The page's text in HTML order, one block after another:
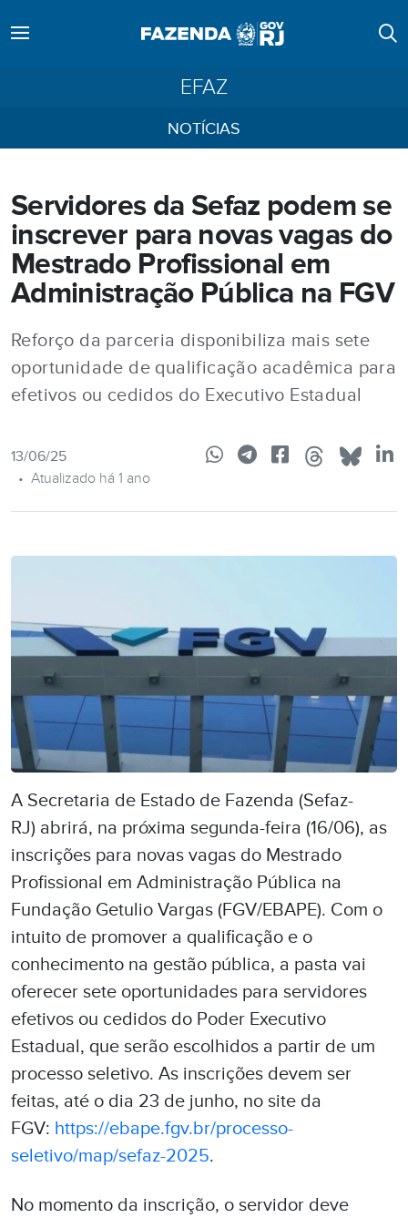
EFAZ
NOTÍCIAS
Servidores da Sefaz podem se
inscrever para novas vagas do
Mestrado Profissional em
Administração Pública na FGV
Reforço da parceria disponibiliza mais sete
oportunidade de qualificação acadêmica para
efetivos ou cedidos do Executivo Estadual
13/06/25
• Atualizado há 1 ano
A Secretaria de Estado de Fazenda (Sefaz-
RJ) abrirá, na próxima segunda-feira (16/06), as
inscrições para novas vagas do Mestrado
Profissional em Administração Pública na
Fundação Getulio Vargas (FGV/EBAPE). Com o
intuito de promover a qualificação e o
conhecimento na gestão pública, a pasta vai
oferecer sete oportunidades para servidores
efetivos ou cedidos do Poder Executivo
Estadual, que serão escolhidos a partir de um
processo seletivo. As inscrições devem ser
feitas, até o dia 23 de junho, no site da
FGV: https://ebape.fgv.br/processo-
seletivo/map/sefaz-2025.
No momento da inscrição, o servidor deve